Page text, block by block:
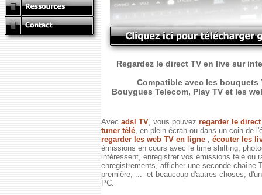
Regardez le direct TV en live sur
Compatible avec les bouquets
Bouygues Telecom, Play TV et les
Avec adsl TV , vous pouvez regarder le
tuner télé , en plein écran ou dans un coin de
regarder les web TV en ligne
écouter les
émissions en cours avec le time shifting,
intéressent, enregistrer vos émissions télé ou
enregistrements, afficher une seconde chaîne
première, ... et beaucoup d'autres choses,
PC.